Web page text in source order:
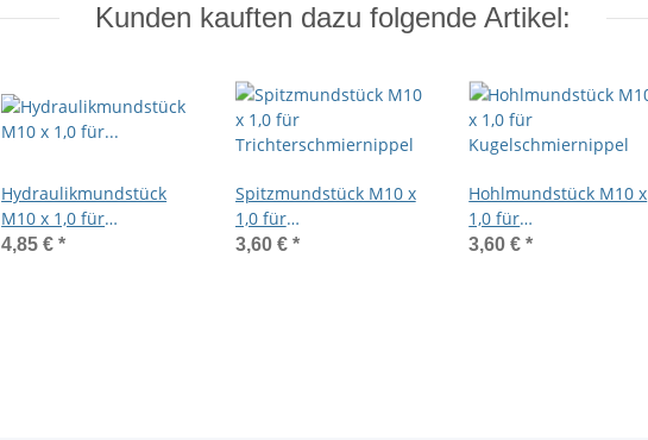
Kunden kauften dazu folgende Artikel:
Hydraulikmundstück
M10 x 1,0 für
Kegelschmiernippel
4,85 €*
Spitzmundstück M10 x
1,0 für
Trichterschmiernippel
3,60 € *
Hohlmundstück M10 x
1,0 für
Kugelschmiernippel
3,60 €*